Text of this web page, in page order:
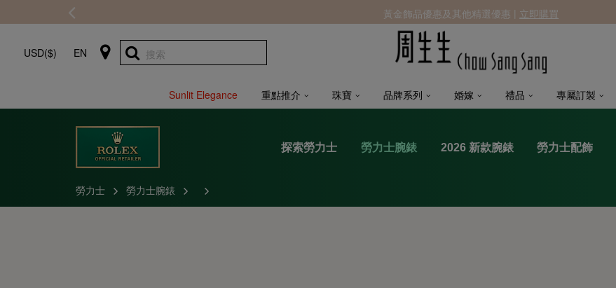
USD($) EN 搜索
Sunlit Elegance 重點推介 珠寶 品牌系列 婚嫁 禮品 專屬訂製
黃金飾品優惠及其他精選優惠 | 立即購買
探索勞力士 勞力士腕錶 2026 新款腕錶 勞力士配飾
勞力士 勞力士腕錶